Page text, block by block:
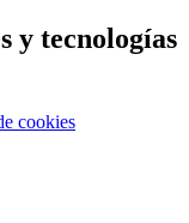
y tecnologías
cookies